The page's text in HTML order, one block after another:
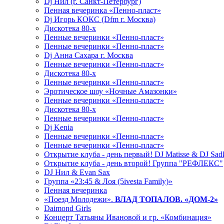
Пенная вечеринка «Пенно-пласт»
Dj Игорь КОКС (Dfm г. Москва)
Дискотека 80-х
Пенные вечеринки «Пенно-пласт»
Пенные вечеринки «Пенно-пласт»
Dj Анна Сахара г. Москва
Пенные вечеринки «Пенно-пласт»
Дискотека 80-х
Пенные вечеринки «Пенно-пласт»
Эротическое шоу «Ночные Амазонки»
Пенные вечеринки «Пенно-пласт»
Дискотека 80-х
Пенные вечеринки «Пенно-пласт»
Dj Kenia
Пенные вечеринки «Пенно-пласт»
Пенные вечеринки «Пенно-пласт»
Открытие клуба - день первый! DJ Matisse & DJ
Открытие клуба - день второй! Группа "РЕФЛЕКС"
DJ Нил & Evan Sax
Группа «23:45 & Лоя (5ivesta Family)»
Пенная вечеринка
«Поезд Молодежи». ВЛАД ТОПАЛОВ. «ДОМ-2»
Daimond Girls
Концерт Татьяны Ивановой и гр. «Комбинация»